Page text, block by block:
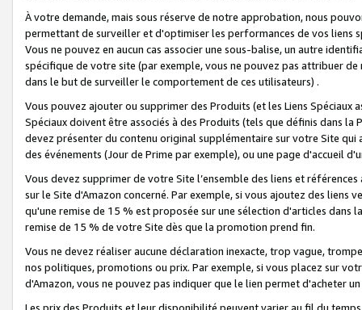
À votre demande, mais sous réserve de notre approbation, nous
permettant de surveiller et d'optimiser les performances de vos liens
Vous ne pouvez en aucun cas associer une sous-balise, un autre
spécifique de votre site (par exemple, vous ne pouvez pas attribuer
dans le but de surveiller le comportement de ces utilisateurs) .
Vous pouvez ajouter ou supprimer des Produits (et les Liens
Spéciaux doivent être associés à des Produits (tels que définis dans
devez présenter du contenu original supplémentaire sur votre Site qui
des événements (Jour de Prime par exemple), ou une page d'accueil
Vous devez supprimer de votre Site l’ensemble des liens et
sur le Site d'Amazon concerné. Par exemple, si vous ajoutez des
qu'une remise de 15 % est proposée sur une sélection d'articles
remise de 15 % de votre Site dès que la promotion prend fin.
Vous ne devez réaliser aucune déclaration inexacte, trop vague,
nos politiques, promotions ou prix. Par exemple, si vous placez sur
d'Amazon, vous ne pouvez pas indiquer que le lien permet d'acheter
Les prix des Produits et leur disponibilité peuvent varier au fil du